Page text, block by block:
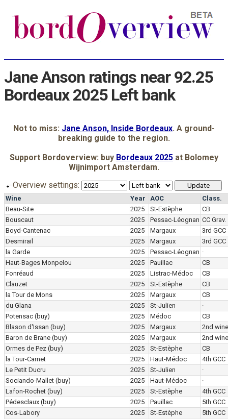
Jane Anson ratings near 92.25
Bordeaux 2025 Left bank
Not to miss: Jane Anson, Inside Bordeaux. A ground-
breaking guide to the region.
Support Bordoverview: buy Bordeaux 2025 at Bolomey
Wijnimport Amsterdam.
Overview settings:
Wine Year AOC
Class.
Beau-Site
2025 St-Estèphe
CB
Bouscaut
2025 Pessac-Léognan CC Grav.
Boyd-Cantenac
2025 Margaux
3rd GCC
Desmirail
2025 Margaux
3rd GCC
la Garde
2025 Pessac-Léognan ·
Haut-Bages Monpelou
2025 Pauillac
CB
Fonréaud
2025 Listrac-Médoc
CB
Clauzet
2025 St-Estèphe
CB
la Tour de Mons
2025 Margaux
CB
du Glana
2025 St-Julien
·
Potensac (buy) 2025 Médoc
CB
Blason d'Issan (buy) 2025 Margaux
2nd wine
Baron de Brane (buy) 2025 Margaux
2nd wine
Ormes de Pez (buy) 2025 St-Estèphe
CB
la Tour-Carnet
2025 Haut-Médoc
4th GCC
Le Petit Ducru
2025 St-Julien
·
Sociando-Mallet (buy) 2025 Haut-Médoc
·
Lafon-Rochet (buy) 2025 St-Estèphe
4th GCC
Pédesclaux (buy) 2025 Pauillac
5th GCC
Cos-Labory
2025 St-Estèphe
5th GCC